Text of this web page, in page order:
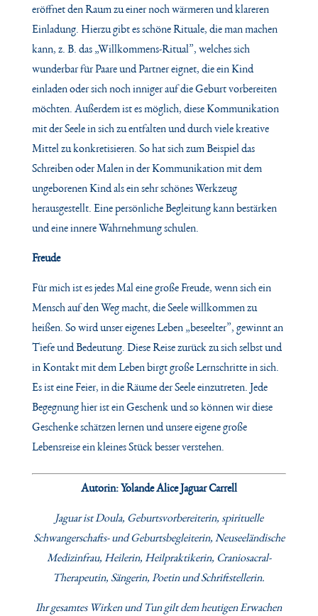
eröffnet den Raum zu einer noch wärmeren und klareren
Einladung. Hierzu gibt es schöne Rituale, die man machen
kann, z. B. das „Willkommens-Ritual”, welches sich
wunderbar für Paare und Partner eignet, die ein Kind
einladen oder sich noch inniger auf die Geburt vorbereiten
möchten. Außerdem ist es möglich, diese Kommunikation
mit der Seele in sich zu entfalten und durch viele kreative
Mittel zu konkretisieren. So hat sich zum Beispiel das
Schreiben oder Malen in der Kommunikation mit dem
ungeborenen Kind als ein sehr schönes Werkzeug
herausgestellt. Eine persönliche Begleitung kann bestärken
und eine innere Wahrnehmung schulen.
Freude
Für mich ist es jedes Mal eine große Freude, wenn sich ein
Mensch auf den Weg macht, die Seele willkommen zu
heißen. So wird unser eigenes Leben „beseelter”, gewinnt an
Tiefe und Bedeutung. Diese Reise zurück zu sich selbst und
in Kontakt mit dem Leben birgt große Lernschritte in sich.
Es ist eine Feier, in die Räume der Seele einzutreten. Jede
Begegnung hier ist ein Geschenk und so können wir diese
Geschenke schätzen lernen und unsere eigene große
Lebensreise ein kleines Stück besser verstehen.
Autorin: Yolande Alice Jaguar Carrell
Jaguar ist Doula, Geburtsvorbereiterin, spirituelle
Schwangerschafts- und Geburtsbegleiterin, Neuseeländische
Medizinfrau, Heilerin, Heilpraktikerin, Craniosacral-
Therapeutin, Sängerin, Poetin und Schriftstellerin.
Ihr gesamtes Wirken und Tun gilt dem heutigen Erwachen